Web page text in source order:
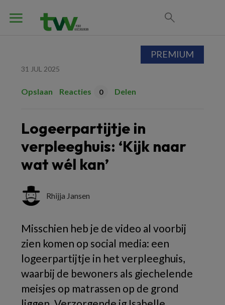
31 JUL 2025
Opslaan Reacties 0 Delen
Logeerpartijtje in
verpleeghuis: ‘Kijk naar
wat wél kan’
Rhijja Jansen
Misschien heb je de video al voorbij
zien komen op social media: een
logeerpartijtje in het verpleeghuis,
waarbij de bewoners als giechelende
meisjes op matrassen op de grond
PREMIUM